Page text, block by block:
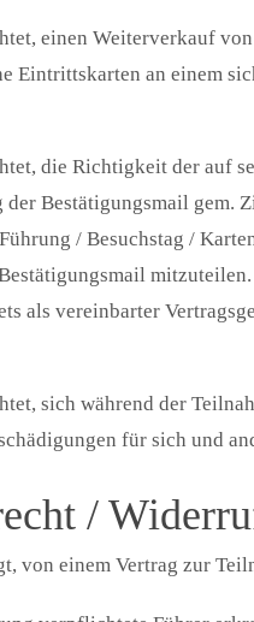
einen Weiterverkauf
Eintrittskarten an einem
die Richtigkeit der auf
Bestätigungsmail
/ Besuchstag /
als vereinbarter
sich während der
für sich und
/
von einem Vertrag zur